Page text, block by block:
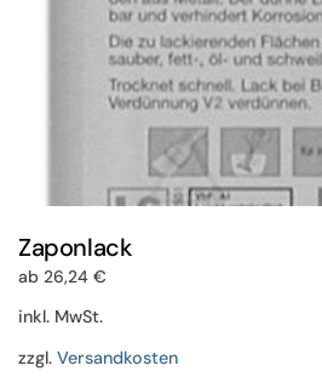
werden
Zaponlack
ab 26,24 €
inkl. MwSt.
zzgl. Versandkosten